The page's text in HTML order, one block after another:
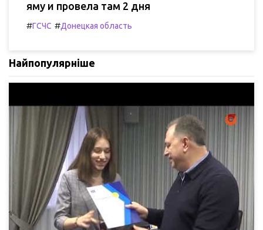
яму и провела там 2 дня
#ГСЧС #Донецкая область
Найпопулярніше